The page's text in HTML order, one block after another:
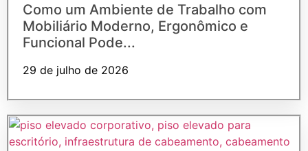
Como um Ambiente de Trabalho com
Mobiliário Moderno, Ergonômico e
Funcional Pode...
29 de julho de 2026